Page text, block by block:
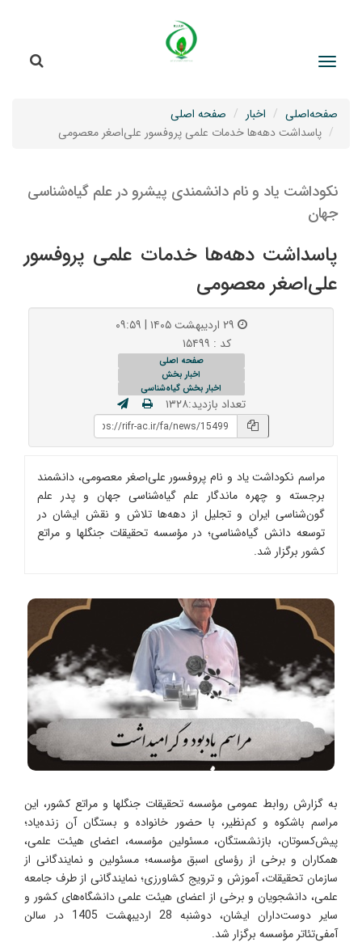
صفحه‌اصلی اخبار
صفحه اصلی
پاسداشت دهه‌ها خدمات علمی پروفسور علی‌اصغر معصومی
نکوداشت یاد و نام دانشمندی پیشرو در علم گیاه‌شناسی
جهان
پاسداشت دهه‌ها خدمات علمی پروفسور
علی‌اصغر معصومی
کد : ۱۵۴۹۹
صفحه اصلی
اخبار بخش
اخبار بخش گیاه‌شناسی
تعداد بازدید:۱۳۲۸
مراسم نکوداشت یاد و نام پروفسور علی‌اصغر معصومی، دانشمند
برجسته و چهره ماندگار علم گیاه‌شناسی جهان و پدر علم
گون‌شناسی ایران و تجلیل از دهه‌ها تلاش و نقش ایشان در
توسعه دانش گیاه‌شناسی؛ در مؤسسه تحقیقات جنگلها و مراتع
کشور برگزار شد.
به گزارش روابط عمومی مؤسسه تحقیقات جنگلها و مراتع کشور، این
مراسم باشکوه و کم‌نظیر، با حضور خانواده و بستگان آن زنده‌یاد؛
پیش‌کسوتان، بازنشستگان، مسئولین مؤسسه، اعضای هیئت علمی،
همکاران و برخی از رؤسای اسبق مؤسسه؛ مسئولین و نمایندگانی از
سازمان تحقیقات، آموزش و ترویج کشاورزی؛ نمایندگانی از طرف جامعه
علمی، دانشجویان و برخی از اعضای هیئت علمی دانشگاه‌های کشور و
سایر دوست‌داران ایشان، دوشنبه 28 اردیبهشت 1405 در سالن
آمفی‌تئاتر مؤسسه برگزار شد.